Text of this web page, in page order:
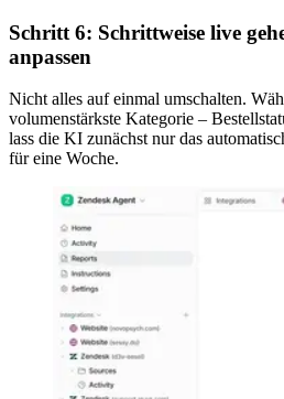
Schritt 6: Schrittweise live
anpassen
Nicht alles auf einmal umschalten.
volumenstärkste Kategorie –
lass die KI zunächst nur das
für eine Woche.